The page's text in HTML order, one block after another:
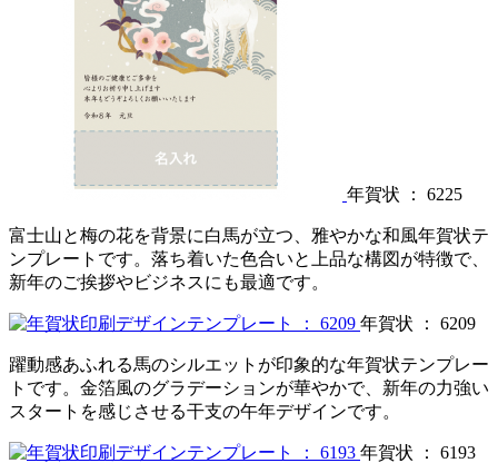
年賀状 ： 6225
富士山と梅の花を背景に白馬が立つ、雅やかな和風年賀状テ
ンプレートです。落ち着いた色合いと上品な構図が特徴で、
新年のご挨拶やビジネスにも最適です。
年賀状 ： 6209
躍動感あふれる馬のシルエットが印象的な年賀状テンプレー
トです。金箔風のグラデーションが華やかで、新年の力強い
スタートを感じさせる干支の午年デザインです。
年賀状 ： 6193